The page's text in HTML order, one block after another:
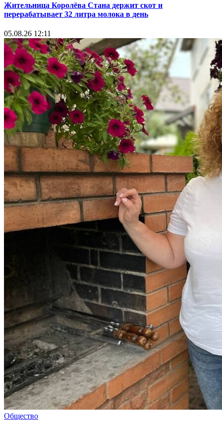
Жительница Королёва Стана держит скот и
перерабатывает 32 литра молока в день
05.08.26 12:11
Общество